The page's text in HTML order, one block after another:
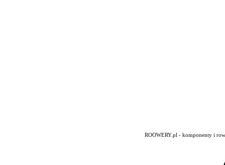
ROOWERY.pl - komponenty i